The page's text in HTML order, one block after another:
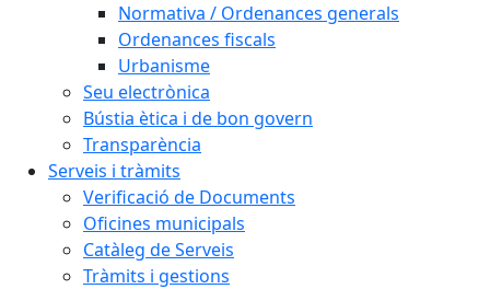
Normativa / Ordenances generals
Ordenances fiscals
Urbanisme
Seu electrònica
Bústia ètica i de bon govern
Transparència
Serveis i tràmits
Verificació de Documents
Oficines municipals
Catàleg de Serveis
Tràmits i gestions